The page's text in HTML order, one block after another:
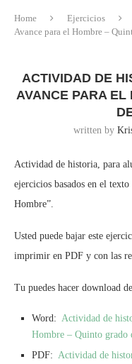
Home Ejercicios
Avance para el Hombre –
ACTIVIDAD DE
AVANCE PARA EL
written by
Actividad de historia, para
ejercicios basados en el
Hombre”.
Usted puede bajar este
imprimir en PDF y con las
Tu puedes hacer download
Word: Actividad de
Hombre – Quinto grado
PDF: Actividad de